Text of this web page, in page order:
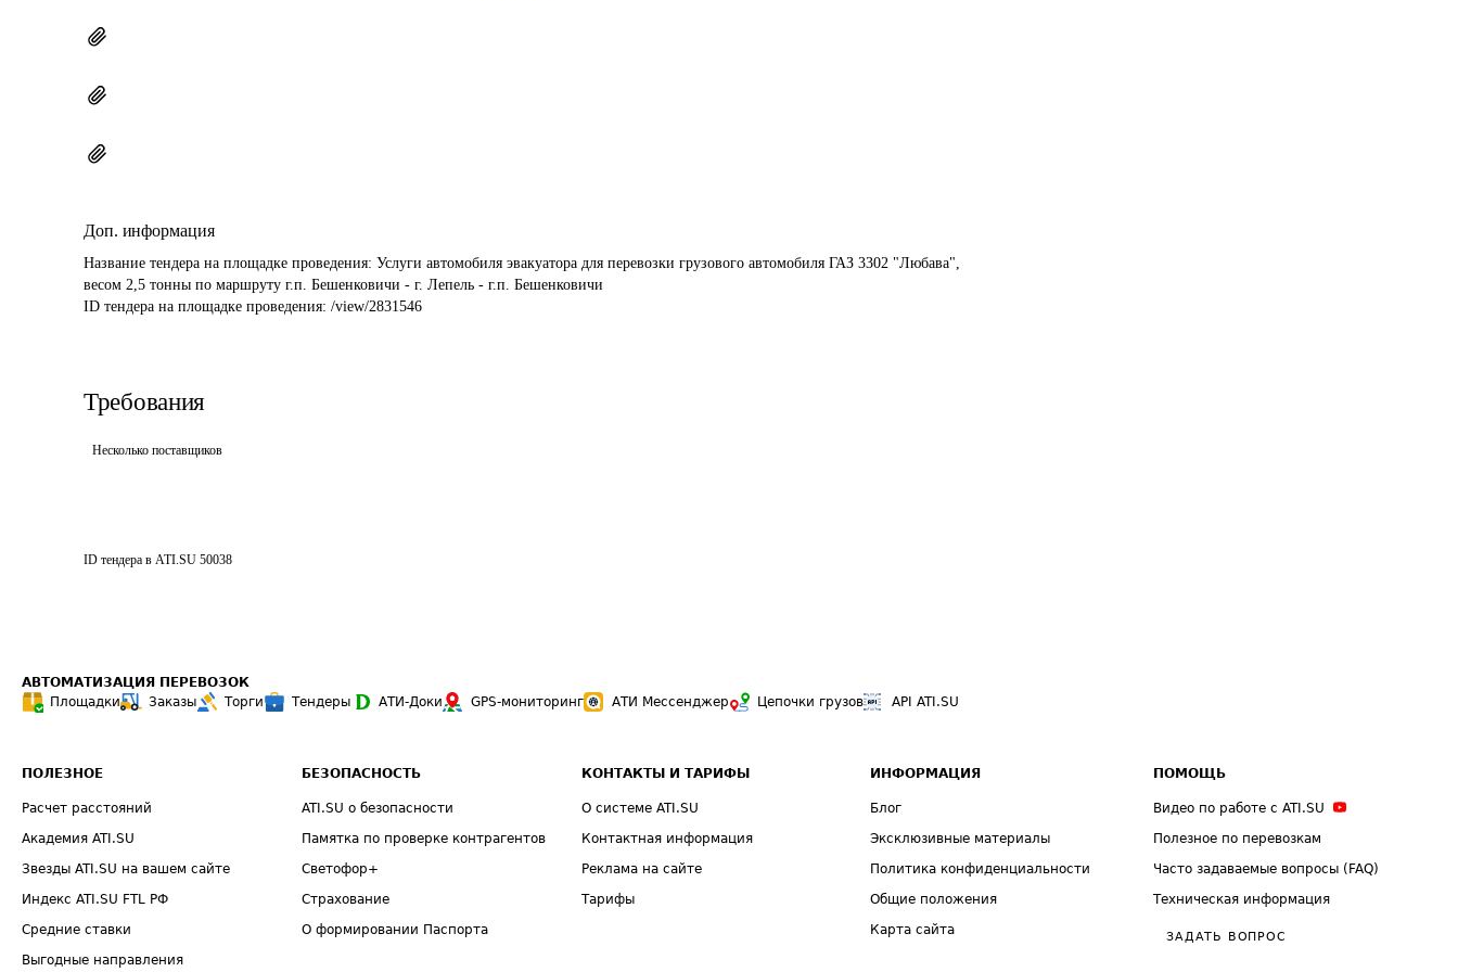
Доп. информация
Название тендера на площадке проведения: Услуги автомобиля эвакуатора для перевозки грузового автомобиля ГАЗ 3302 "Любава",
весом 2,5 тонны по маршруту г.п. Бешенковичи - г. Лепель - г.п. Бешенковичи
ID тендера на площадке проведения: /view/2831546
Требования
Несколько поставщиков
ID тендера в ATI.SU 50038
АВТОМАТИЗАЦИЯ ПЕРЕВОЗОК
Площадки
Заказы Торги Тендеры АТИ-Доки GPS-мониторинг АТИ Мессенджер Цепочки грузов API ATI.SU
ПОЛЕЗНОЕ
Расчет расстояний
Академия ATI.SU
Звезды ATI.SU на вашем сайте
Индекс ATI.SU FTL РФ
Средние ставки
Выгодные направления
БЕЗОПАСНОСТЬ
ATI.SU о безопасности
Памятка по проверке контрагентов
Светофор+
Страхование
О формировании Паспорта
КОНТАКТЫ И ТАРИФЫ
О системе ATI.SU
Контактная информация
Реклама на сайте
Тарифы
ИНФОРМАЦИЯ
Блог
Эксклюзивные материалы
Политика конфиденциальности
Общие положения
Карта сайта
ПОМОЩЬ
Видео по работе с ATI.SU
Полезное по перевозкам
Часто задаваемые вопросы (FAQ)
Техническая информация
ЗАДАТЬ ВОПРОС